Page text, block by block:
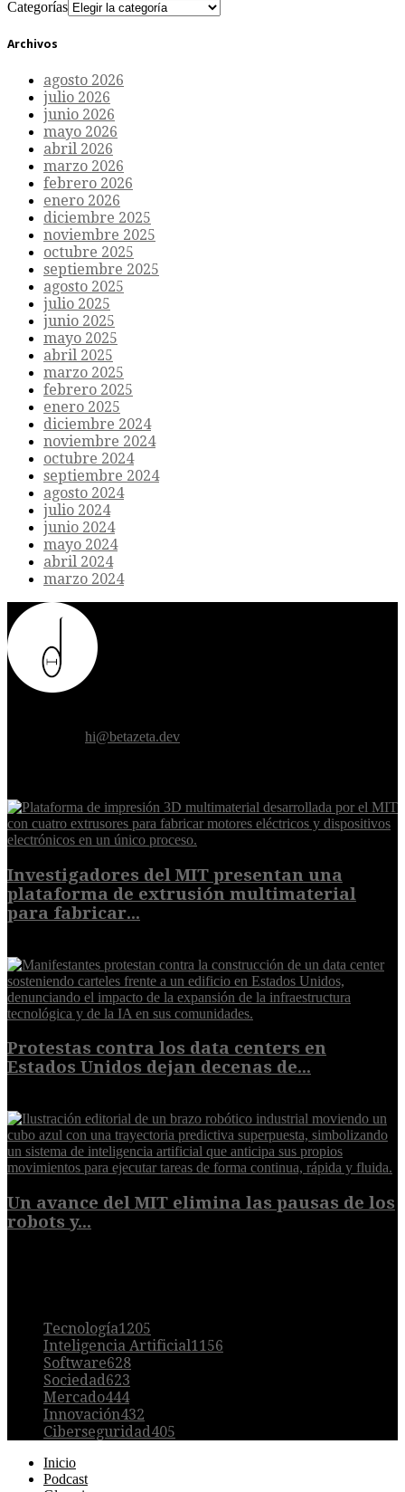
Categorías
Archivos
agosto 2026
julio 2026
junio 2026
mayo 2026
abril 2026
marzo 2026
febrero 2026
enero 2026
diciembre 2025
noviembre 2025
octubre 2025
septiembre 2025
agosto 2025
julio 2025
junio 2025
mayo 2025
abril 2025
marzo 2025
febrero 2025
enero 2025
diciembre 2024
noviembre 2024
octubre 2024
septiembre 2024
agosto 2024
julio 2024
junio 2024
mayo 2024
abril 2024
marzo 2024
hi@betazeta.dev
Investigadores del MIT presentan una
plataforma de extrusión multimaterial
para fabricar...
Protestas contra los data centers en
Estados Unidos dejan decenas de...
Un avance del MIT elimina las pausas de los
robots y...
Tecnología1205
Inteligencia Artificial1156
Software628
Sociedad623
Mercado444
Innovación432
Ciberseguridad405
Inicio
Podcast